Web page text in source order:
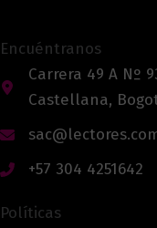
Encuéntranos
Carrera 49 A Nº
Castellana,
+57 304 4251642
Políticas